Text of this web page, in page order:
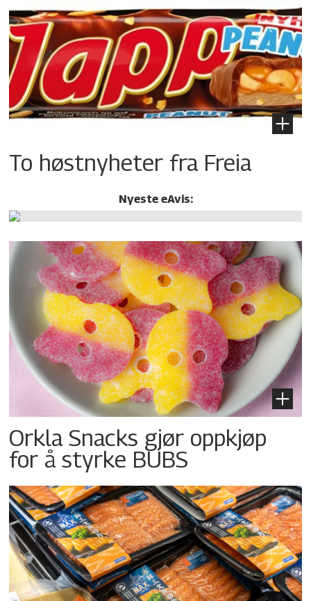
To høstnyheter fra Freia
Nyeste eAvis:
Orkla Snacks gjør oppkjøp
for å styrke BUBS